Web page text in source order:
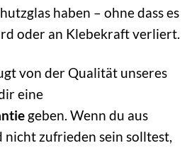
haben – ohne dass es
oder an Klebekraft verliert.
von der Qualität unseres
eine
geben. Wenn du aus
zufrieden sein solltest,